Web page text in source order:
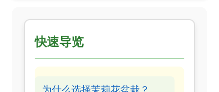
快速导览
为什么选择茉莉花盆栽？